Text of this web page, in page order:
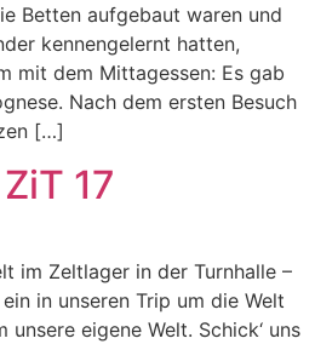
Betten aufgebaut waren und
kennengelernt hatten,
mit dem Mittagessen: Es gab
Nach dem ersten Besuch
[…]
17
im Zeltlager in der Turnhalle –
in unseren Trip um die Welt
unsere eigene Welt. Schick‘ uns